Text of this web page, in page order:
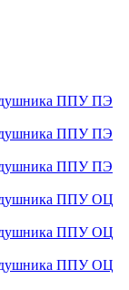
ППУ ПЭ
ППУ ПЭ
ППУ ПЭ
ППУ ОЦ
ППУ ОЦ
ППУ ОЦ